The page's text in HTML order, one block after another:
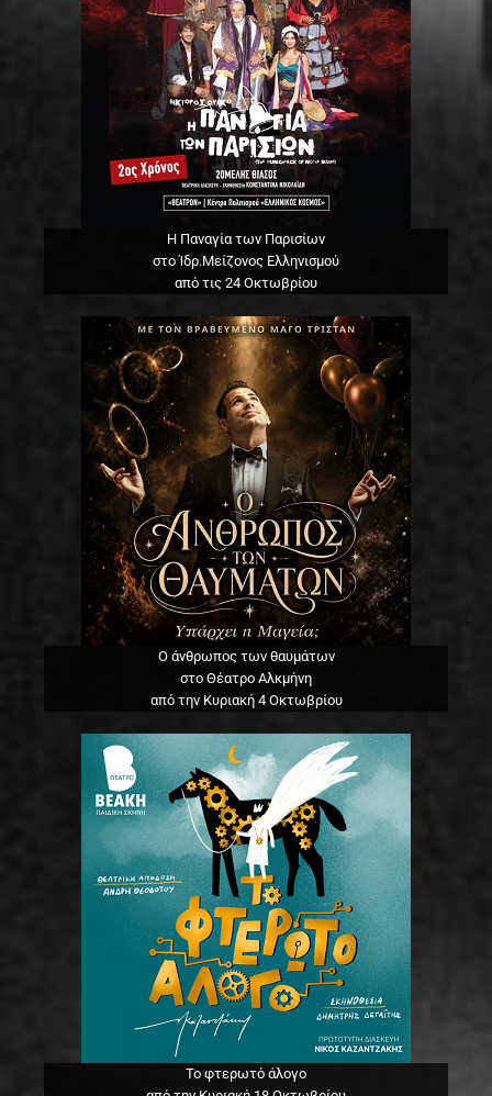
Η Παναγία των Παρισίων
στο Ίδρ.Μείζονος Ελληνισμού
από τις 24 Οκτωβρίου
Ο άνθρωπος των θαυμάτων
στο Θέατρο Αλκμήνη
από την Κυριακή 4 Οκτωβρίου
Το φτερωτό άλογο